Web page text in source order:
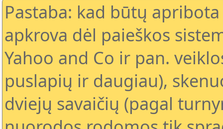
Pastaba: kad būtų
apkrova dėl paieškos
Yahoo and Co ir pan.
puslapių ir daugiau),
dviejų savaičių (pagal